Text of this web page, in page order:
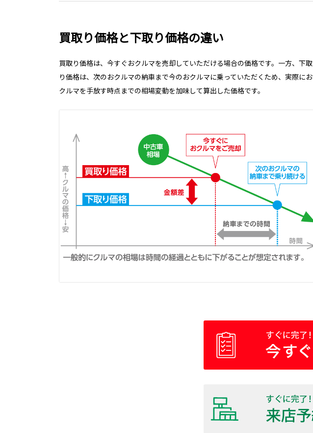
買取り価格と下取り価格の違い
買取り価格は、今すぐおクルマを売却していただける場合の価格です。一方、下取
り価格は、次のおクルマの納車まで今のおクルマに乗っていただくため、実際にお
クルマを手放す時点までの相場変動を加味して算出した価格です。